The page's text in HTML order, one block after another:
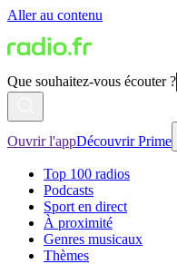
Aller au contenu
Que souhaitez-vous écouter ?
Ouvrir l'appDécouvrir Prime
Top 100 radios
Podcasts
Sport en direct
À proximité
Genres musicaux
Thèmes